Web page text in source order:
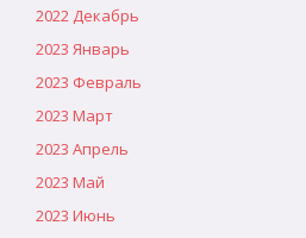
2022 Декабрь
2023 Январь
2023 Февраль
2023 Март
2023 Апрель
2023 Май
2023 Июнь